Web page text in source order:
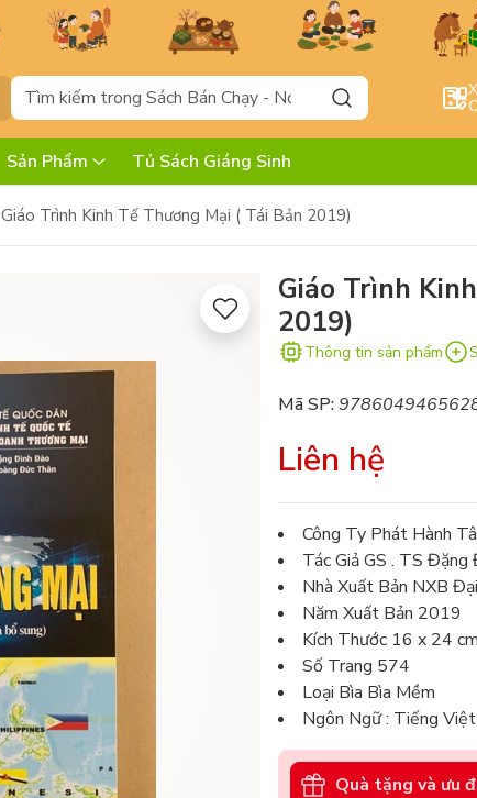
Sản Phẩm Tủ Sách Giáng Sinh
Giáo Trình Kinh Tế Thương Mại ( Tái Bản 2019)
Giáo Trình
2019)
Thông tin sản phẩm
Mã SP:
Liên hệ
Công Ty Phát Hành
Tác Giả GS . TS
Nhà Xuất Bản NXB
Năm Xuất Bản 2019
Kích Thước 16 x 24 cm
Số Trang 574
Loại Bìa Bìa Mềm
Ngôn Ngữ : Tiếng Việt
Quà tặng và ưu